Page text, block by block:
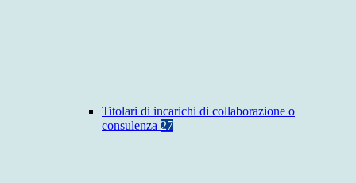
Titolari di incarichi di collaborazione o
consulenza 27